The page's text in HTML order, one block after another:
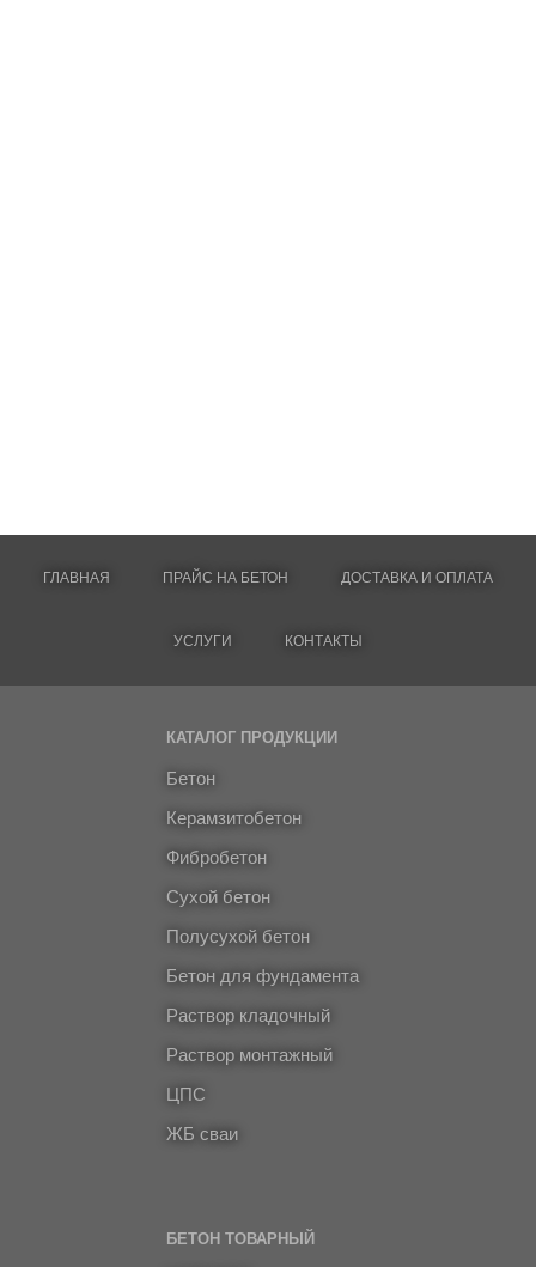
ГЛАВНАЯ ПРАЙС НА БЕТОН ДОСТАВКА И ОПЛАТА
УСЛУГИ КОНТАКТЫ
КАТАЛОГ ПРОДУКЦИИ
Бетон
Керамзитобетон
Фибробетон
Сухой бетон
Полусухой бетон
Бетон для фундамента
Раствор кладочный
Раствор монтажный
ЦПС
ЖБ сваи
БЕТОН ТОВАРНЫЙ